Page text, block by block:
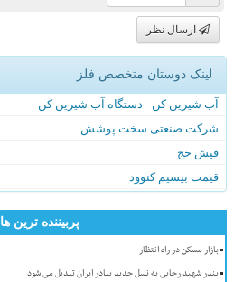
ارسال نظر
لینک دوستان متخصص فلز
آب شیرین کن - دستگاه آب شیرین کن
شرکت صنعتی سخت پوشش
فیش حج
قیمت بیسیم کنوود
پربیننده ترین ها
بازار مسکن در راه انتظار
بندر شهید رجایی به نسل جدید بنادر ایران تبدیل می شود